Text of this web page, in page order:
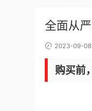
全面从
2023-09-08
购买前